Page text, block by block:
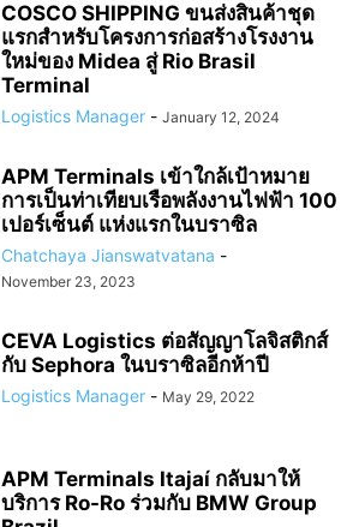
COSCO SHIPPING ขนส่งสินค้าชุด
แรกสำหรับโครงการก่อสร้างโรงงาน
ใหม่ของ Midea สู่ Rio Brasil
Terminal
Logistics Manager - January 12, 2024
APM Terminals เข้าใกล้เป้าหมาย
การเป็นท่าเทียบเรือพลังงานไฟฟ้า 100
เปอร์เซ็นต์ แห่งแรกในบราซิล
Chatchaya Jianswatvatana -
November 23, 2023
CEVA Logistics ต่อสัญญาโลจิสติกส์
กับ Sephora ในบราซิลอีกห้าปี
Logistics Manager - May 29, 2022
APM Terminals Itajaí กลับมาให้
บริการ Ro-Ro ร่วมกับ BMW Group